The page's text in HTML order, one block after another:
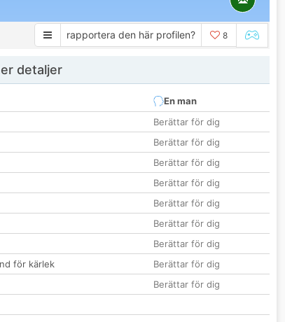
rapportera den här profilen? 8
detaljer
En man
Berättar för dig
Berättar för dig
Berättar för dig
Berättar för dig
Berättar för dig
Berättar för dig
Berättar för dig
för kärlek
Berättar för dig
Berättar för dig